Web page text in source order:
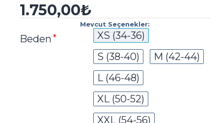
1.750,00₺
Mevcut Seçenekler:
Beden
XS (34-36)
S (38-40)
M (42-44)
L (46-48)
XL (50-52)
XXL (54-56)